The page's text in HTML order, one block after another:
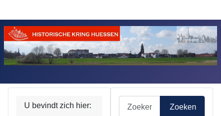
U bevindt zich hier: Zoeken